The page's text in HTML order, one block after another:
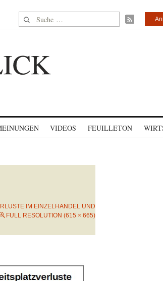
Suche nach:
VIDEOS FEUILLETON
IM EINZELHANDEL UND
FULL RESOLUTION (615 × 665)